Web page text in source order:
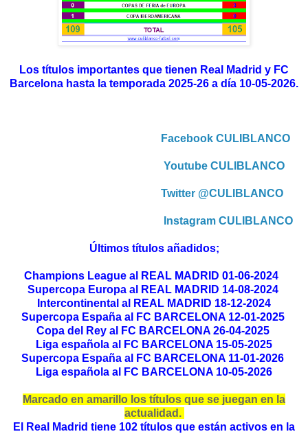
Los títulos importantes que tienen Real Madrid y FC
Barcelona hasta la temporada 2025-26 a día 10-05-2026.
Facebook CULIBLANCO
Youtube CULIBLANCO
Twitter @CULIBLANCO
Instagram CULIBLANCO
Últimos títulos añadidos;
Champions League al REAL MADRID 01-06-2024
Supercopa Europa al REAL MADRID 14-08-2024
Intercontinental al REAL MADRID 18-12-2024
Supercopa España al FC BARCELONA 12-01-2025
Copa del Rey al FC BARCELONA 26-04-2025
Liga española al FC BARCELONA 15-05-2025
Supercopa España al FC BARCELONA 11-01-2026
Liga española al FC BARCELONA 10-05-2026
Marcado en amarillo los títulos que se juegan en la
actualidad.
El Real Madrid tiene 102 títulos que están activos en la